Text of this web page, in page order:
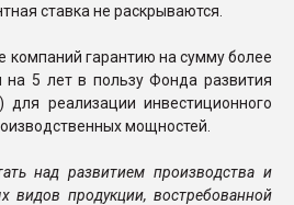
ставка не раскрываются.
компаний гарантию на сумму более
на 5 лет в пользу Фонда развития
реализации инвестиционного
мощностей.
над развитием производства и
видов продукции, востребованной